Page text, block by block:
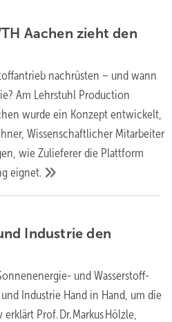
Aachen zieht den
nachrüsten – und wann
Am Lehrstuhl Production
wurde ein Konzept entwickelt,
Wissenschaftlicher Mitarbeiter
wie Zulieferer die Plattform
eignet.
Industrie den
und Wasserstoff-
Industrie Hand in Hand, um die
Prof. Dr. Markus Hölzle,